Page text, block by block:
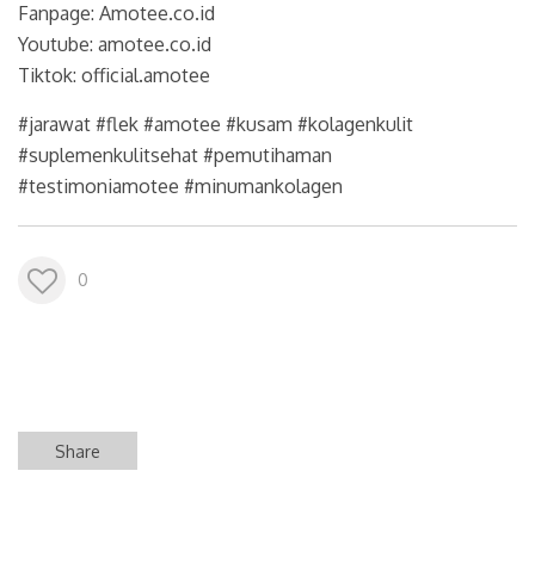
Fanpage: Amotee.co.id
Youtube: amotee.co.id
Tiktok: official.amotee
#jarawat #flek #amotee #kusam #kolagenkulit
#suplemenkulitsehat #pemutihaman
#testimoniamotee #minumankolagen
0
Share